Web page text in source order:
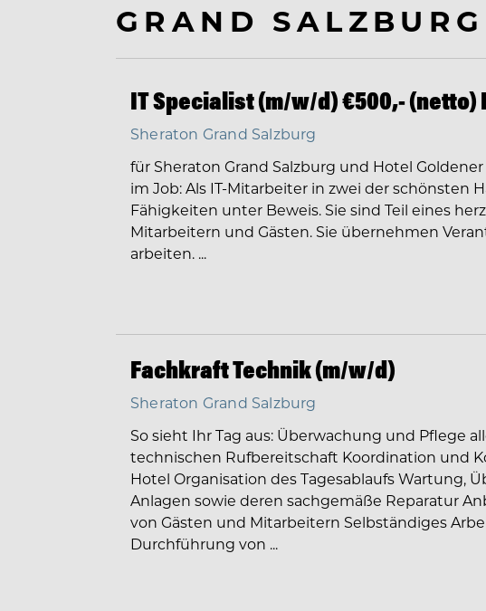
GRAND SALZBURG
IT Specialist (m/w/d) €500,-
Sheraton Grand Salzburg
für Sheraton Grand Salzburg und Hotel
im Job: Als IT-Mitarbeiter in zwei der schönsten
Fähigkeiten unter Beweis. Sie sind Teil eines
Mitarbeitern und Gästen. Sie übernehmen
arbeiten. ...
Fachkraft Technik (m/w/d)
Sheraton Grand Salzburg
So sieht Ihr Tag aus: Überwachung und Pflege
technischen Rufbereitschaft Koordination und
Hotel Organisation des Tagesablaufs Wartung,
Anlagen sowie deren sachgemäße Reparatur
von Gästen und Mitarbeitern Selbständiges
Durchführung von ...